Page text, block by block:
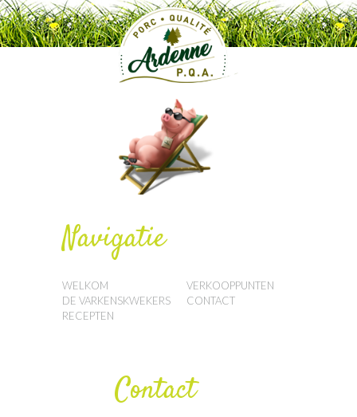
Navigatie
WELKOM
DE VARKENSKWEKERS
RECEPTEN
VERKOOPPUNTEN
CONTACT
Contact